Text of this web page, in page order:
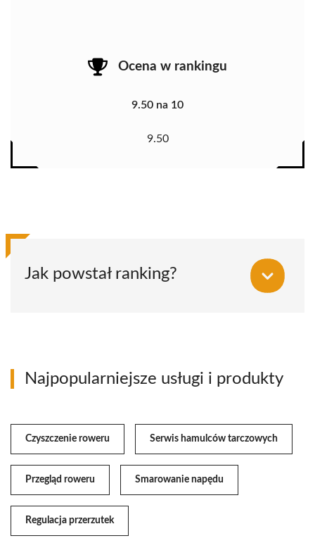
Ocena w rankingu
9.50 na 10
9.50
Jak powstał ranking?
Najpopularniejsze usługi i produkty
Czyszczenie roweru Serwis hamulców tarczowych
Przegląd roweru Smarowanie napędu
Regulacja przerzutek